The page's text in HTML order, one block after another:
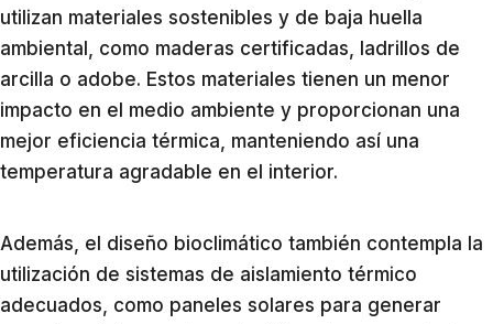
utilizan materiales sostenibles y de baja huella
ambiental, como maderas certificadas, ladrillos de
arcilla o adobe. Estos materiales tienen un menor
impacto en el medio ambiente y proporcionan una
mejor eficiencia térmica, manteniendo así una
temperatura agradable en el interior.
Además, el diseño bioclimático también contempla la
utilización de sistemas de aislamiento térmico
adecuados, como paneles solares para generar